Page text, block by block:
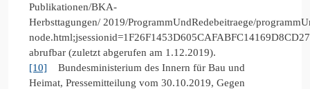
Publikationen/BKA-
Herbsttagungen/ 2019/ProgrammUndRedebeitraege/
abrufbar (zuletzt abgerufen am 1.12.2019).
[10] Bundesministerium des Innern für Bau und
Heimat, Pressemitteilung vom 30.10.2019, Gegen